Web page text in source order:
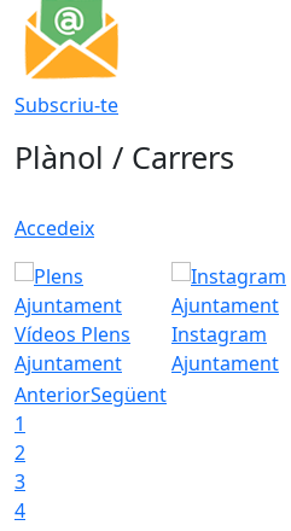
Subscriu-te
Plànol / Carrers
Accedeix
Vídeos Plens
Ajuntament
Instagram
Ajuntament
AnteriorSegüent
1
2
3
4